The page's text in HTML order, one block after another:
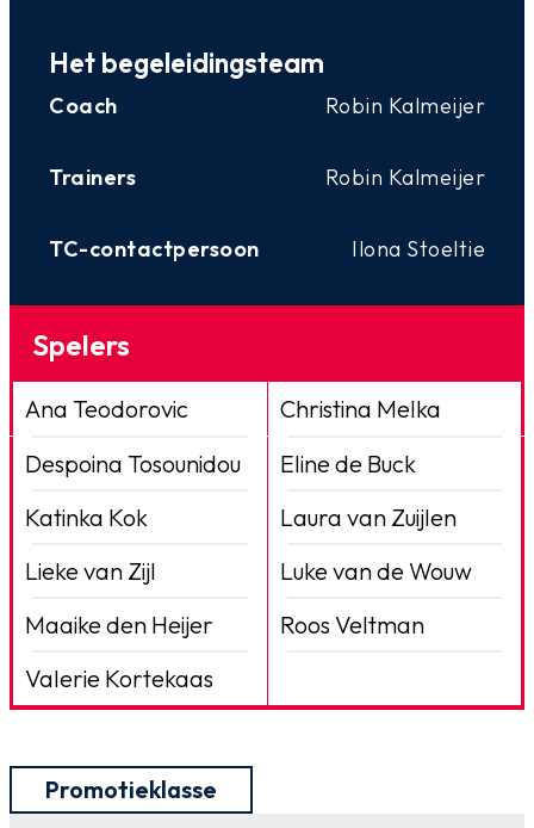
Het begeleidingsteam
Coach Robin Kalmeijer
Trainers Robin Kalmeijer
TC-contactpersoon Ilona Stoeltie
Spelers
Ana Teodorovic
Christina Melka
Despoina Tosounidou
Eline de Buck
Katinka Kok
Laura van Zuijlen
Lieke van Zijl
Luke van de Wouw
Maaike den Heijer
Roos Veltman
Valerie Kortekaas
Promotieklasse